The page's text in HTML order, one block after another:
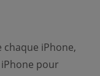
iPhone,
pour